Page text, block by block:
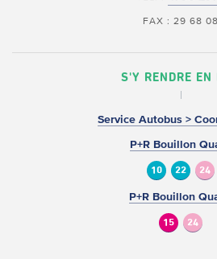
FAX : 29 68 08
S'Y RENDRE EN
Service Autobus >
P+R Bouillon
10 22 24
P+R Bouillon
15 24